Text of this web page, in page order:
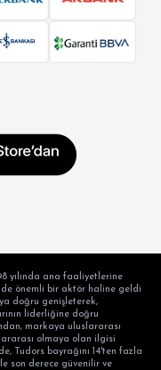
yılında ana faaliyetlerine
önemli bir aktör haline geldi
doğru genişleterek,
liderliğine doğru
markaya uluslararası
olmaya olan ilgisi
Tudors bayrağını 14'ten fazla
son derece güvenilir ve